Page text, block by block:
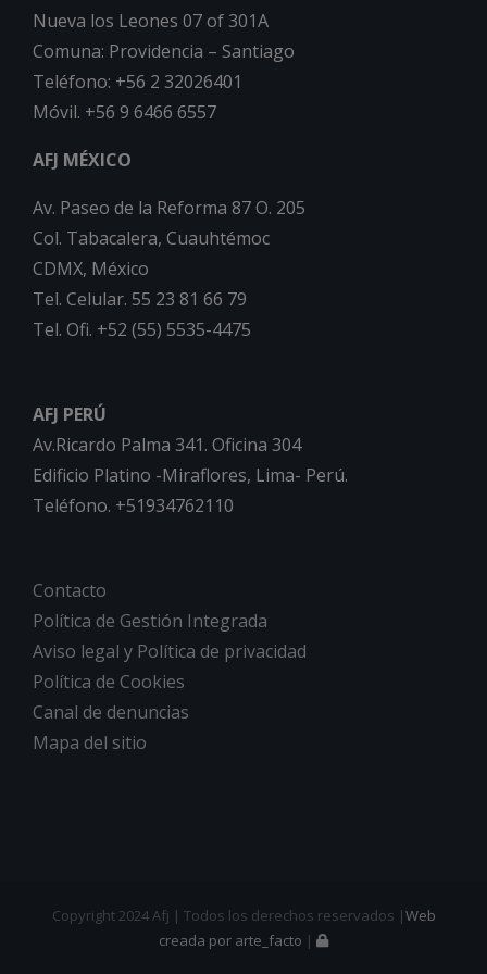
Nueva los Leones 07 of 301A
Comuna: Providencia – Santiago
Teléfono: +56 2 32026401
Móvil. +56 9 6466 6557
AFJ MÉXICO
Av. Paseo de la Reforma 87 O. 205
Col. Tabacalera, Cuauhtémoc
CDMX, México
Tel. Celular. 55 23 81 66 79
Tel. Ofi. +52 (55) 5535-4475
AFJ PERÚ
Av.Ricardo Palma 341. Oficina 304
Edificio Platino -Miraflores, Lima- Perú.
Teléfono. +51934762110
Contacto
Política de Gestión Integrada
Aviso legal y Política de privacidad
Política de Cookies
Canal de denuncias
Mapa del sitio
Copyright 2024 Afj | Todos los derechos reservados |Web
creada por arte_facto |